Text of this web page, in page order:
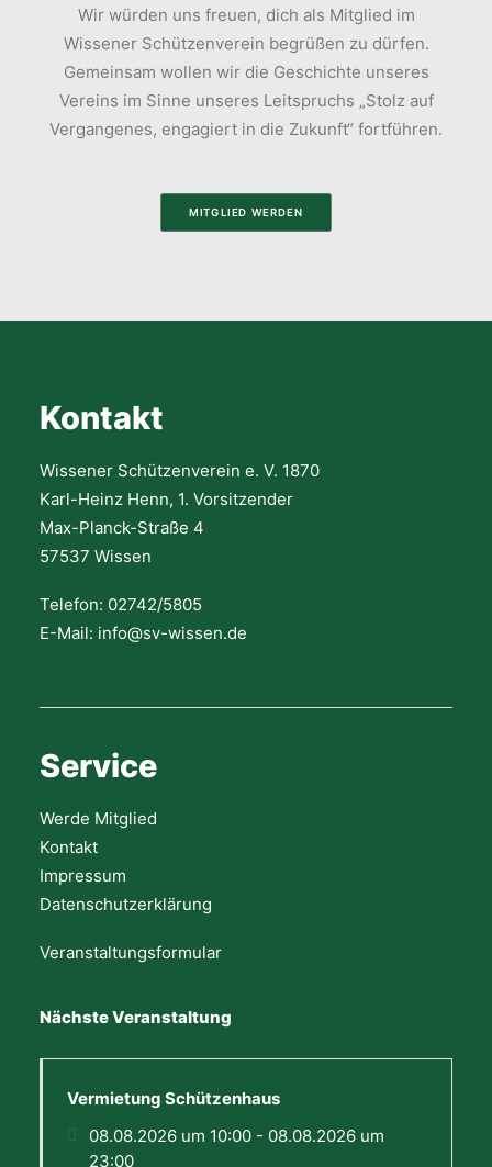
Wir würden uns freuen, dich als Mitglied im
Wissener Schützenverein begrüßen zu dürfen.
Gemeinsam wollen wir die Geschichte unseres
Vereins im Sinne unseres Leitspruchs „Stolz auf
Vergangenes, engagiert in die Zukunft“ fortführen.
MITGLIED WERDEN
Kontakt
Wissener Schützenverein e. V. 1870
Karl-Heinz Henn, 1. Vorsitzender
Max-Planck-Straße 4
57537 Wissen
Telefon: 02742/5805
E-Mail: info@sv-wissen.de
Service
Werde Mitglied
Kontakt
Impressum
Datenschutzerklärung
Veranstaltungsformular
Nächste Veranstaltung
Vermietung Schützenhaus
08.08.2026 um 10:00 - 08.08.2026 um
23:00